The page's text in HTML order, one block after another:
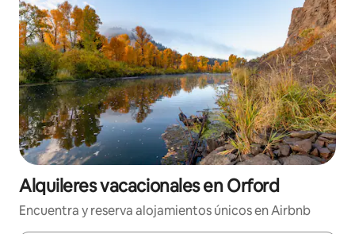
Alquileres vacacionales en Orford
Encuentra y reserva alojamientos únicos en Airbnb